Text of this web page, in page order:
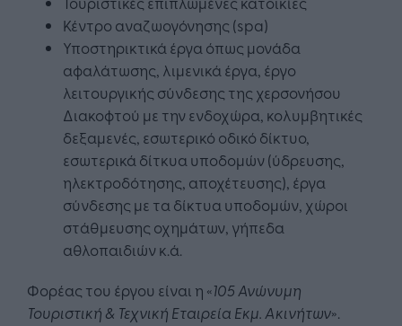
Κέντρο αναζωογόνησης (spa)
Υποστηρικτικά έργα όπως μονάδα
αφαλάτωσης, λιμενικά έργα, έργο
λειτουργικής σύνδεσης της χερσονήσου
Διακοφτού με την ενδοχώρα, κολυμβητικές
δεξαμενές, εσωτερικό οδικό δίκτυο,
εσωτερικά δίτκυα υποδομών (ύδρευσης,
ηλεκτροδότησης, αποχέτευσης), έργα
σύνδεσης με τα δίκτυα υποδομών, χώροι
στάθμευσης οχημάτων, γήπεδα
αθλοπαιδιών κ.ά.
Φορέας του έργου είναι η «105 Ανώνυμη
Τουριστική & Τεχνική Εταιρεία Εκμ. Ακινήτων».